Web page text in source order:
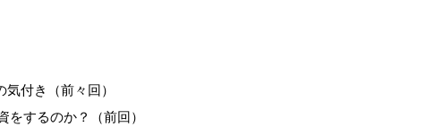
付き（前々回）
するのか？（前回）